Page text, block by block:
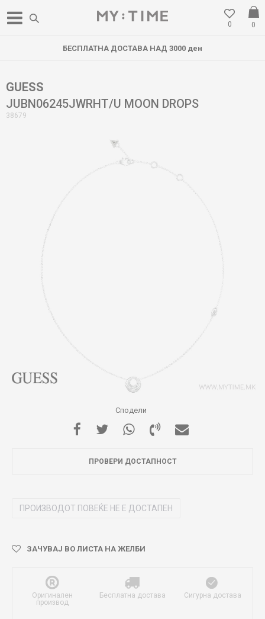
0
0
БЕСПЛАТНА ДОСТАВА НАД 3000 ден
GUESS
JUBN06245JWRHT/U MOON DROPS
38679
Сподели
ПРОВЕРИ ДОСТАПНОСТ
ПРОИЗВОДОТ ПОВЕЌЕ НЕ Е ДОСТАПЕН
ЗАЧУВАЈ ВО ЛИСТА НА ЖЕЛБИ
Оригинален
производ
Бесплатна достава Сигурна достава